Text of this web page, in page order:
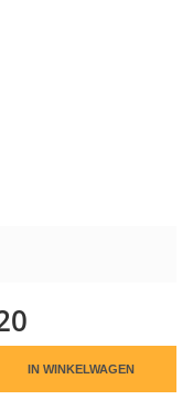
IN WINKELWAGEN